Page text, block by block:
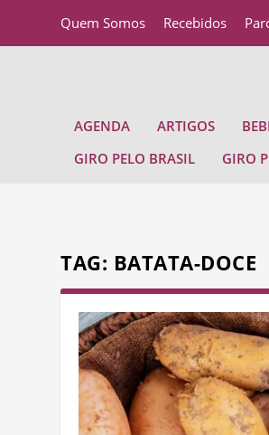
Quem Somos Recebidos
AGENDA ARTIGOS
GIRO PELO BRASIL
GIRO
TAG: BATATA-DOCE